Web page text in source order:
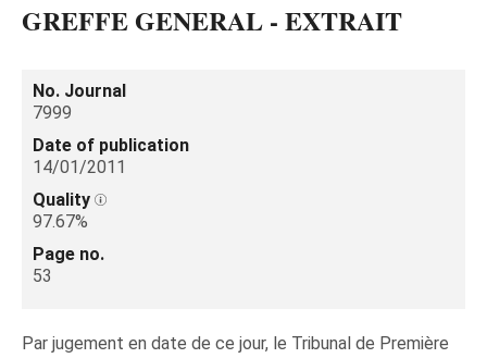
GREFFE GENERAL - EXTRAIT
No. Journal
7999
Date of publication
14/01/2011
Quality
97.67%
Page no.
53
Par jugement en date de ce jour, le Tribunal de Première